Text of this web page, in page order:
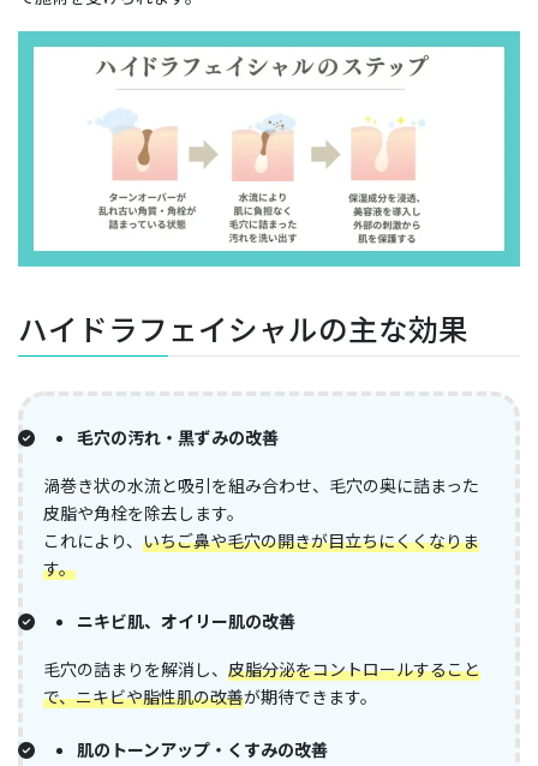
ハイドラフェイシャルの主な効果
毛穴の汚れ・黒ずみの改善
渦巻き状の水流と吸引を組み合わせ、毛穴の奥に詰まった
皮脂や角栓を除去します。​
これにより、 いちご鼻や毛穴の開きが目立ちにくくなりま
す。
ニキビ肌、オイリー肌の改善
毛穴の詰まりを解消し、 皮脂分泌をコントロールすること
で、ニキビや脂性肌の改善が期待できます。
肌のトーンアップ・くすみの改善